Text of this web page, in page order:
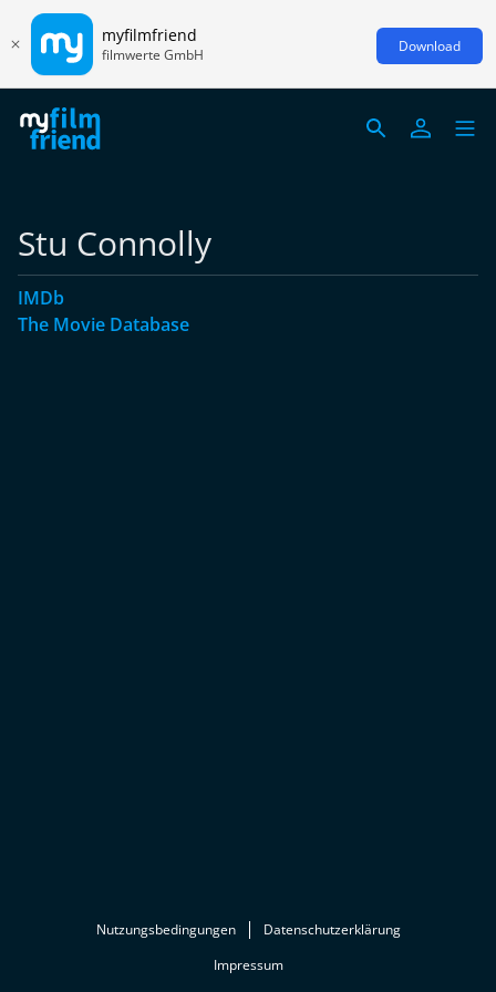
myfilmfriend
filmwerte GmbH Download
Stu Connolly
IMDb
The Movie Database
Nutzungsbedingungen
Datenschutzerklärung
Impressum